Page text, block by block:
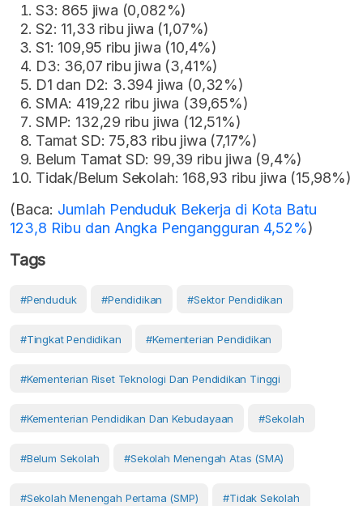
S3: 865 jiwa (0,082%)
S2: 11,33 ribu jiwa (1,07%)
S1: 109,95 ribu jiwa (10,4%)
D3: 36,07 ribu jiwa (3,41%)
D1 dan D2: 3.394 jiwa (0,32%)
SMA: 419,22 ribu jiwa (39,65%)
SMP: 132,29 ribu jiwa (12,51%)
Tamat SD: 75,83 ribu jiwa (7,17%)
Belum Tamat SD: 99,39 ribu jiwa (9,4%)
Tidak/Belum Sekolah: 168,93 ribu jiwa (15,98%)
(Baca: Jumlah Penduduk Bekerja di Kota Batu
123,8 Ribu dan Angka Pengangguran 4,52%)
Tags
#Penduduk #Pendidikan #Sektor Pendidikan
#Tingkat Pendidikan #kementerian Pendidikan
#Kementerian Riset Teknologi Dan Pendidikan Tinggi
#Kementerian Pendidikan Dan Kebudayaan #Sekolah
#Belum Sekolah #Sekolah Menengah Atas (SMA)
#Sekolah Menengah Pertama (SMP) #Tidak Sekolah